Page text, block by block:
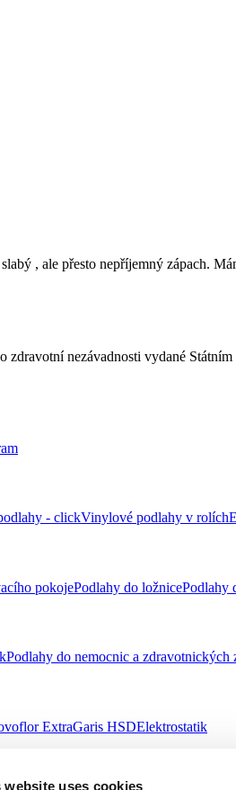
website uses cookies
, ale přesto nepříjemný zápach.
nezávadnosti vydané
- clickVinylové podlahy v rolích
pokojePodlahy do ložnicePodlahy
Podlahy do nemocnic a zdravotnických
ExtraGaris HSDElektrostatik